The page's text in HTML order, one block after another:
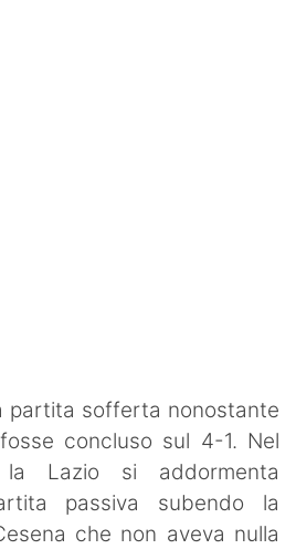
partita sofferta nonostante
concluso sul 4-1. Nel
la Lazio si addormenta
passiva subendo la
che non aveva nulla